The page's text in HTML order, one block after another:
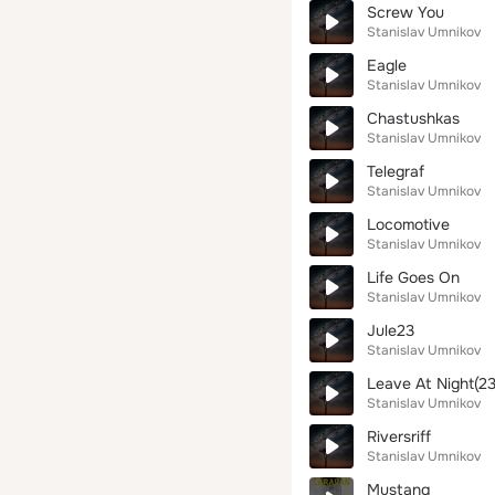
Screw You
Stanislav Umnikov
Eagle
Stanislav Umnikov
Chastushkas
Stanislav Umnikov
Telegraf
Stanislav Umnikov
Locomotive
Stanislav Umnikov
Life Goes On
Stanislav Umnikov
Jule23
Stanislav Umnikov
Leave At
Stanislav Umnikov
Riversriff
Stanislav Umnikov
Mustang